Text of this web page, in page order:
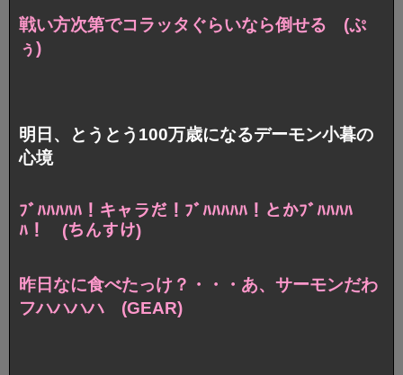
戦い方次第でコラッタぐらいなら倒せる (ぷ
ぅ)
明日、とうとう100万歳になるデーモン小暮の
心境
ﾌﾞﾊﾊﾊﾊﾊ！キャラだ！ ﾌﾞﾊﾊﾊﾊﾊ！とかﾌﾞﾊﾊﾊﾊ
ﾊ！ (ちんすけ)
昨日なに食べたっけ？ ・・・あ、サーモンだわ
フハハハハ (GEAR)